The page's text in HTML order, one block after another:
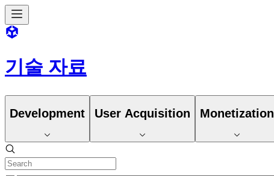
기술 자료
Development User Acquisition Monetization